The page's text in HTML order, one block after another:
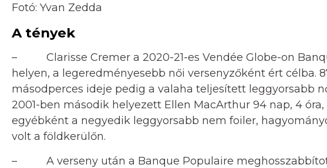
Fotó: Yvan Zedda
A tények
– Clarisse Cremer a 2020-21-es Vendée Globe-on
helyen, a legeredményesebb női versenyzőként ért célba.
másodperces ideje pedig a valaha teljesített leggyorsabb
2001-ben második helyezett Ellen MacArthur 94 nap, 4
egyébként a negyedik leggyorsabb nem foiler,
volt a földkerülőn.
– A verseny után a Banque Populaire